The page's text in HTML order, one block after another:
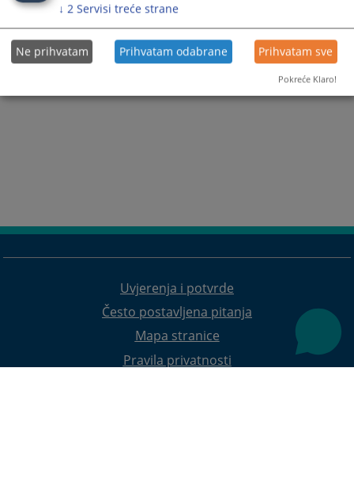
Uvjerenja i potvrde
Često postavljena pitanja
Mapa stranice
Pravila privatnosti
↓ 2 Servisi treće strane
Ne prihvatam Prihvatam odabrane Prihvatam sve
Pokreće Klaro!